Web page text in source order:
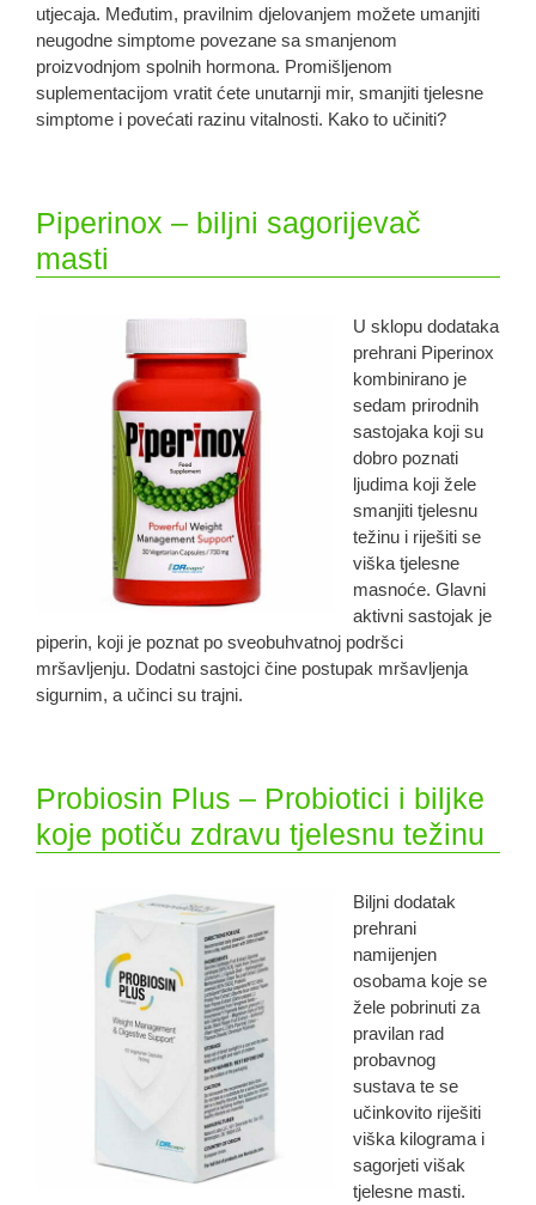
utjecaja. Međutim, pravilnim djelovanjem možete umanjiti
neugodne simptome povezane sa smanjenom
proizvodnjom spolnih hormona. Promišljenom
suplementacijom vratit ćete unutarnji mir, smanjiti tjelesne
simptome i povećati razinu vitalnosti. Kako to učiniti?
Piperinox – biljni sagorijevač
masti
U sklopu dodataka
prehrani Piperinox
kombinirano je
sedam prirodnih
sastojaka koji su
dobro poznati
ljudima koji žele
smanjiti tjelesnu
težinu i riješiti se
viška tjelesne
masnoće. Glavni
aktivni sastojak je
piperin, koji je poznat po sveobuhvatnoj podršci
mršavljenju. Dodatni sastojci čine postupak mršavljenja
sigurnim, a učinci su trajni.
Probiosin Plus – Probiotici i biljke
koje potiču zdravu tjelesnu težinu
Biljni dodatak
prehrani
namijenjen
osobama koje se
žele pobrinuti za
pravilan rad
probavnog
sustava te se
učinkovito riješiti
viška kilograma i
sagorjeti višak
tjelesne masti.